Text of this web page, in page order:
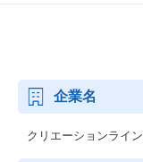
企業名
クリエーションライ